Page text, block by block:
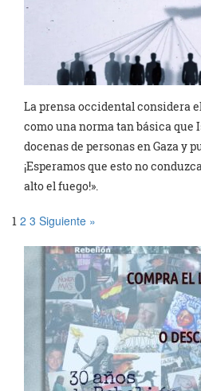
La prensa occidental considera
como una norma tan básica que
docenas de personas en Gaza y
¡Esperamos que esto no
alto el fuego!».
1 2 3 Siguiente »